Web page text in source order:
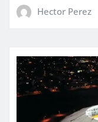
Hector Perez